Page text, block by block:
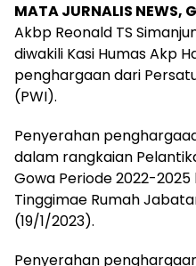
MATA JURNALIS NEWS,
Akbp Reonald TS
diwakili Kasi Humas Akp
penghargaan dari
(PWI).
Penyerahan
dalam rangkaian
Gowa Periode 2022-
Tinggimae Rumah
(19/1/2023).
Penyerahan